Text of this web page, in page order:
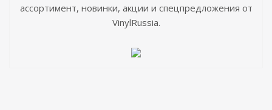
ассортимент, новинки, акции и спецпредложения от
VinylRussia.